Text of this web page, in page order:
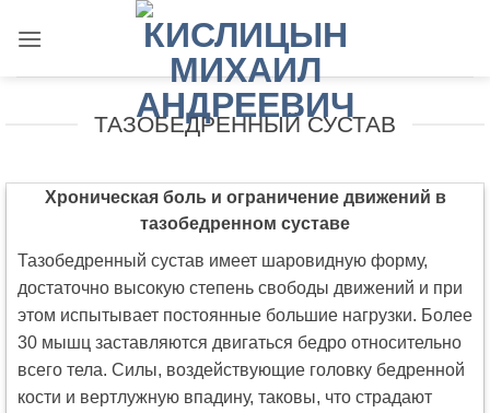
ТАЗОБЕДРЕННЫЙ СУСТАВ
Хроническая боль и ограничение движений в
тазобедренном суставе
Тазобедренный сустав имеет шаровидную форму,
достаточно высокую степень свободы движений и при
этом испытывает постоянные большие нагрузки. Более
30 мышц заставляются двигаться бедро относительно
всего тела. Силы, воздействующие головку бедренной
кости и вертлужную впадину, таковы, что страдают